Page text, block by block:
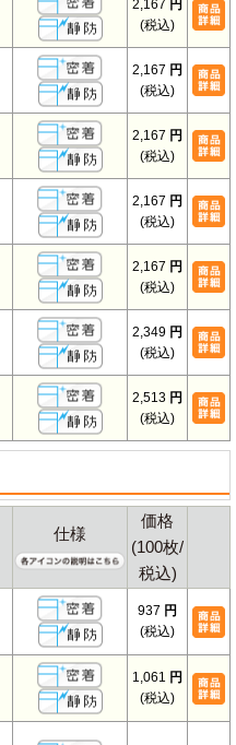
2,167 円
(税込)
2,167 円
(税込)
2,167 円
(税込)
2,167 円
(税込)
2,167 円
(税込)
2,349 円
(税込)
2,513 円
(税込)
仕様
価格
(100枚/
税込)
937 円
(税込)
1,061 円
(税込)